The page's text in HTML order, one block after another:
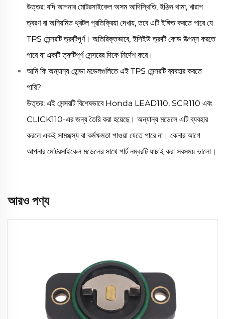
উত্তর: যদি আপনার মোটরসাইকেল অসম আদিস্থিতি, ইঞ্জিন থামা, খারাপ
ত্বরণ বা অনিয়মিত থ্রটল প্রতিক্রিয়া দেখায়, তবে এটি ইঙ্গিত করতে পারে যে
TPS সেন্সরটি ত্রুটিপূর্ণ। অতিরিক্তভাবে, ইসিইউ ত্রুটি কোড উত্পন্ন করতে
পারে যা একটি ত্রুটিপূর্ণ সেন্সরের দিকে নির্দেশ করে।
আমি কি অন্যান্য হোন্ডা মডেলগুলিতে এই TPS সেন্সরটি ব্যবহার করতে
পারি?
উত্তর: এই সেন্সরটি বিশেষভাবে Honda LEAD110, SCR110 এবং
CLICK110-এর জন্য তৈরি করা হয়েছে। অন্যান্য মডেলে এটি ব্যবহার
করলে একই সামঞ্জস্য বা কর্মক্ষমতা পাওয়া যেতে পারে না। কেনার আগে
আপনার মোটরসাইকেল মডেলের সাথে পার্ট নম্বরটি যাচাই করা সবসময় ভালো।
আরও পণ্য